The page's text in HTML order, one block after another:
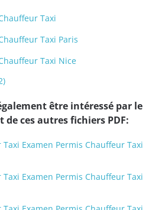
Taxi
Taxi Paris
Taxi Nice
être intéressé par le
ces autres fichiers PDF:
Taxi Examen Permis Chauffeur Taxi
Taxi Examen Permis Chauffeur Taxi